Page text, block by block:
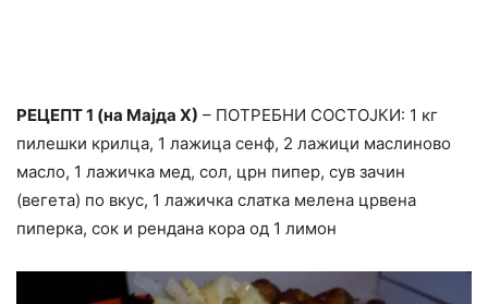
РЕЦЕПТ 1 (на Мајда Х) – ПОТРЕБНИ СОСТОЈКИ: 1 кг
пилешки крилца, 1 лажица сенф, 2 лажици маслиново
масло, 1 лажичка мед, сол, црн пипер, сув зачин
(вегета) по вкус, 1 лажичка слатка мелена црвена
пиперка, сок и рендана кора од 1 лимон